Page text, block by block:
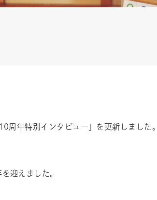
年特別インタビュー」を更新しました。
迎えました。